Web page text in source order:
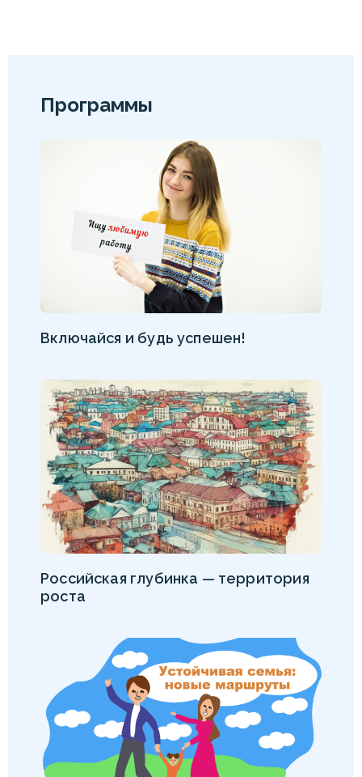
Программы
Включайся и будь успешен!
Российская глубинка — территория
роста